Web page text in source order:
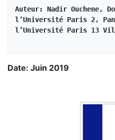
Auteur: Nadir Ouchene,
l’Université Paris 2,
l’Université Paris 13
Date: Juin 2019